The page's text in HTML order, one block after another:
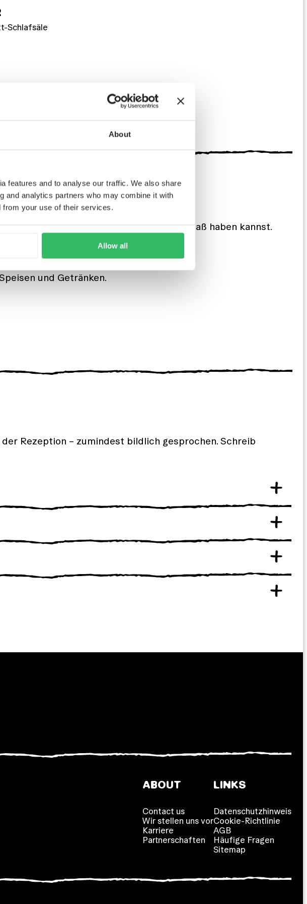
About
features and to analyse our traffic. We also share
and analytics partners who may combine it with
from your use of their services.
Allow all
Schlafsäle
Leute kennenlernen und gemeinsam Spaß haben kannst.
DJs und Musiker für lange Nächte.
und Getränken.
Rezeption – zumindest bildlich gesprochen. Schreib
ABOUT
Contact us
Wir stellen uns vor
Karriere
Partnerschaften
LINKS
Datenschutzhinweis
Cookie-Richtlinie
AGB
Häufige Fragen
Sitemap